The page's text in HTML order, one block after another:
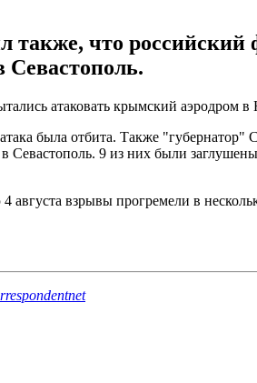
также, что
Севастополь.
атаковать крымский аэродром
была отбита. Также "губернатор"
Севастополь. 9 из них были
августа взрывы прогремели в